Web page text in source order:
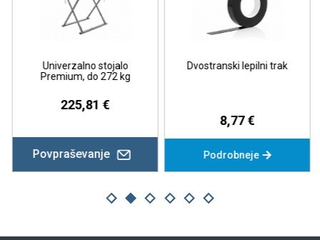
Univerzalno stojalo
Premium, do 272 kg
225,81 €
Povpraševanje
Dvostranski lepilni trak
8,77 €
Podrobneje